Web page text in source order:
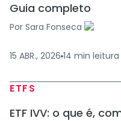
Guia completo
Por Sara Fonseca
15 ABR., 2026 14 min leitura
ETFS
ETF IVV: o que é,